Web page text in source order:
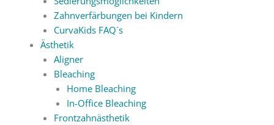
Zahnverfärbungen bei Kindern
CurvaKids FAQ´s
Ästhetik
Aligner
Bleaching
Home Bleaching
In-Office Bleaching
Frontzahnästhetik